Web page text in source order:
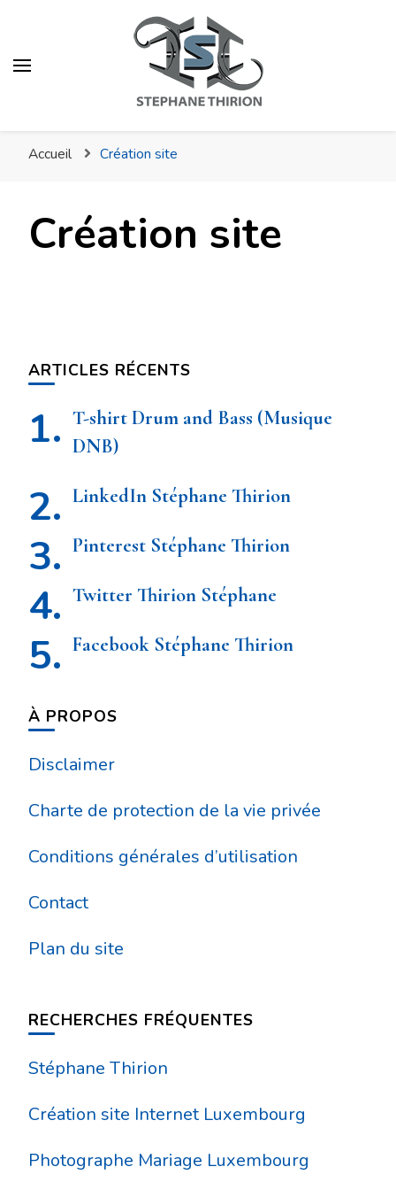
Infographiste –
Photographe Virton
Accueil Création site
Création site
ARTICLES RÉCENTS
T-shirt Drum and Bass (Musique
DNB)
LinkedIn Stéphane Thirion
Pinterest Stéphane Thirion
Twitter Thirion Stéphane
Facebook Stéphane Thirion
À PROPOS
Disclaimer
Charte de protection de la vie privée
Conditions générales d’utilisation
Contact
Plan du site
RECHERCHES FRÉQUENTES
Stéphane Thirion
Création site Internet Luxembourg
Photographe Mariage Luxembourg